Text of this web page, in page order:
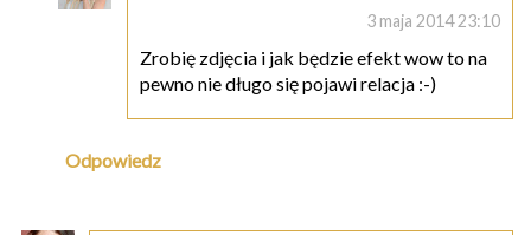
3 maja 2014 23:10
Zrobię zdjęcia i jak będzie efekt wow to na
pewno nie długo się pojawi relacja :-)
Odpowiedz